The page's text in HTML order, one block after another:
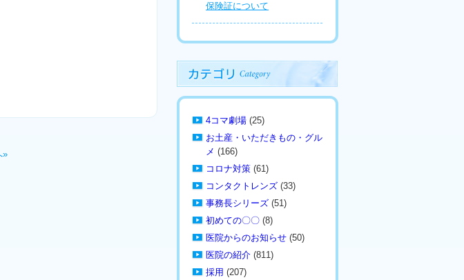
»
保険証について
4コマ劇場 (25)
お土産・いただきもの・グル
メ (166)
コロナ対策 (61)
コンタクトレンズ (33)
事務長シリーズ (51)
初めての〇〇 (8)
医院からのお知らせ (50)
医院の紹介 (811)
採用 (207)